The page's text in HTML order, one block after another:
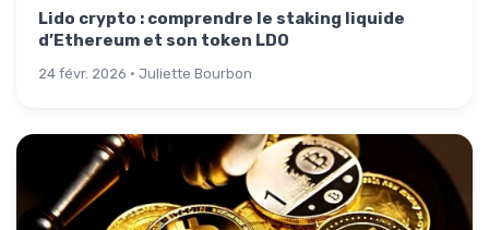
Lido crypto : comprendre le staking liquide
d’Ethereum et son token LDO
24 févr. 2026 · Juliette Bourbon